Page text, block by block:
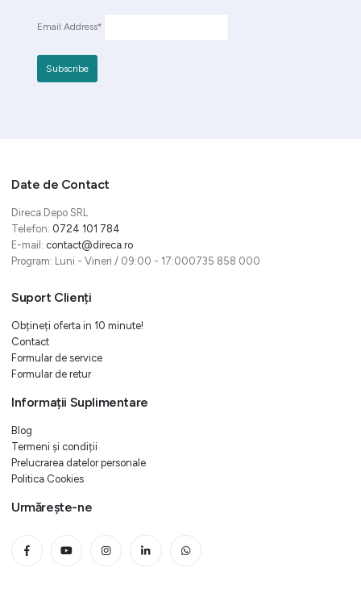
Email Address*
Date de Contact
Direca Depo SRL
Telefon: 0724 101 784
E-mail: contact@direca.ro
Program: Luni - Vineri / 09:00 - 17:000735 858 000
Suport Clienți
Obțineți oferta in 10 minute!
Contact
Formular de service
Formular de retur
Informații Suplimentare
Blog
Termeni și condiții
Prelucrarea datelor personale
Politica Cookies
Urmărește-ne